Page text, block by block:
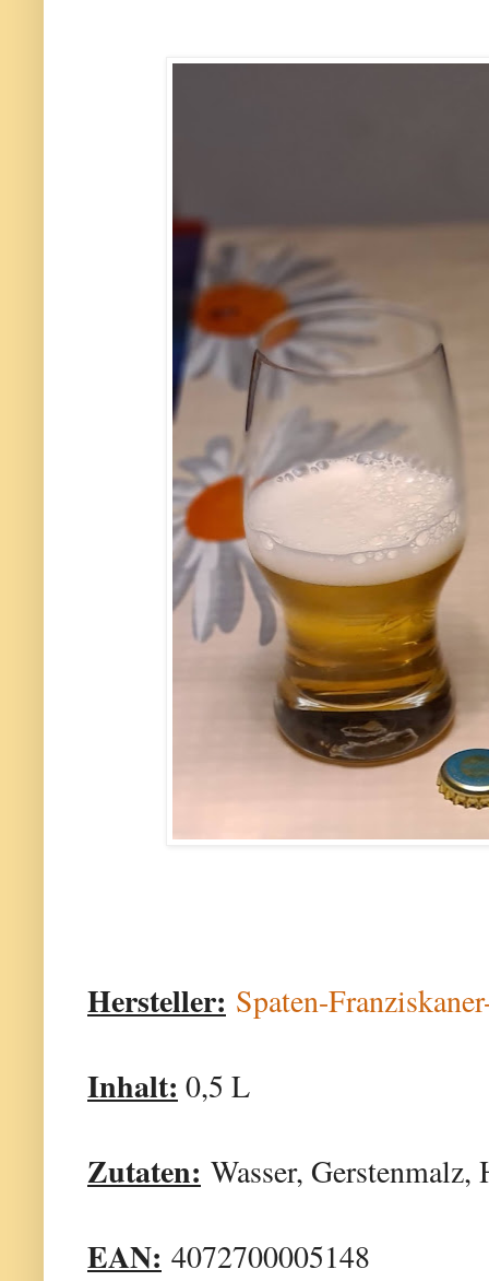
Hersteller: Spaten-
Inhalt: 0,5 L
Zutaten: Wasser,
EAN: 4072700005148